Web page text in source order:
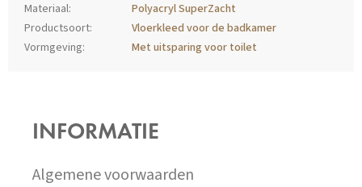
Materiaal:
Polyacryl SuperZacht
Productsoort:
Vloerkleed voor de badkamer
Vormgeving:
Met uitsparing voor toilet
INFORMATIE
Algemene voorwaarden